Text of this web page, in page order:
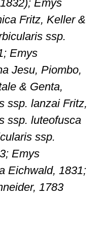
Emys
Fritz, Keller &
ssp.
Emys
Jesu, Piombo,
& Genta,
ssp. lanzai Fritz,
ssp. luteofusca
ssp.
Emys
Eichwald, 1831;
1783